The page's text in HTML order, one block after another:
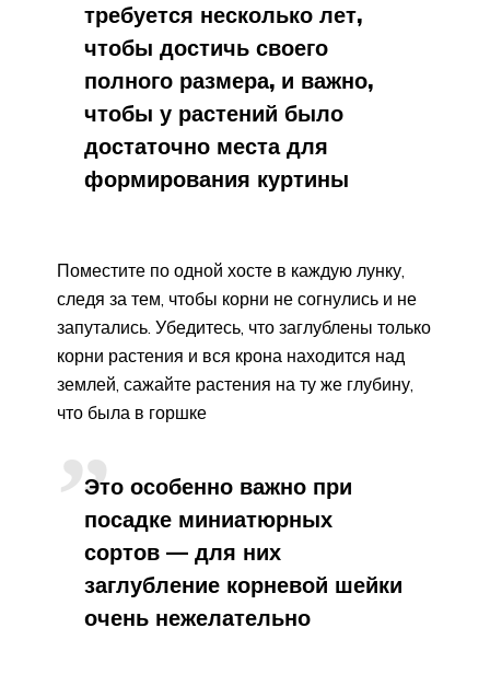
требуется несколько лет,
чтобы достичь своего
полного размера, и важно,
чтобы у растений было
достаточно места для
формирования куртины
Поместите по одной хосте в каждую лунку,
следя за тем, чтобы корни не согнулись и не
запутались. Убедитесь, что заглублены только
корни растения и вся крона находится над
землей, сажайте растения на ту же глубину,
что была в горшке
Это особенно важно при
посадке миниатюрных
сортов — для них
заглубление корневой шейки
очень нежелательно